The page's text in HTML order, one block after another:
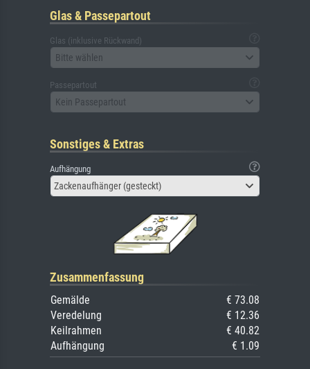
Glas & Passepartout
Glas (inklusive Rückwand)
Bitte wählen
Passepartout
Kein Passepartout
Sonstiges & Extras
Aufhängung
Zackenaufhänger (gesteckt)
Zusammenfassung
Gemälde
€ 73.08
Veredelung
€ 12.36
Keilrahmen
€ 40.82
Aufhängung
€ 1.09